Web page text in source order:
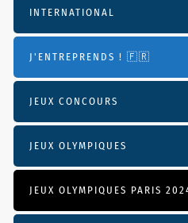
INTERNATIONAL
J'ENTREPRENDS ! 🇫🇷
JEUX CONCOURS
JEUX OLYMPIQUES
JEUX OLYMPIQUES PARIS